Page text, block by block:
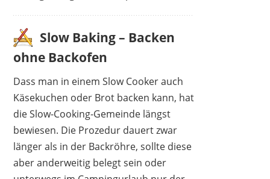
Slow Baking – Backen
ohne Backofen
Dass man in einem Slow Cooker auch
Käsekuchen oder Brot backen kann, hat
die Slow-Cooking-Gemeinde längst
bewiesen. Die Prozedur dauert zwar
länger als in der Backröhre, sollte diese
aber anderweitig belegt sein oder